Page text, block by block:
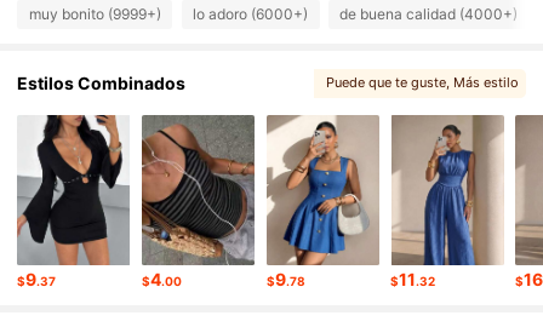
4.82 204K Seguidores
4.82 204K Seguidores
4.82 204K Seguidores
4.82 204K Seguidores
muy bonito (9999+) lo adoro (6000+) de buena calidad (4000+)
Estilos Combinados Puede que te guste, Más estilo
$9.37 $4.00 $9.78 $11.32 $16